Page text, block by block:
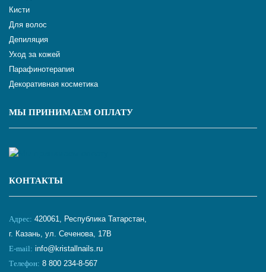
Кисти
Для волос
Депиляция
Уход за кожей
Парафинотерапия
Декоративная косметика
МЫ ПРИНИМАЕМ ОПЛАТУ
КОНТАКТЫ
Адрес: 420061, Республика Татарстан,
г. Казань, ул. Сеченова, 17В
E-mail: info@kristallnails.ru
Телефон: 8 800 234-8-567